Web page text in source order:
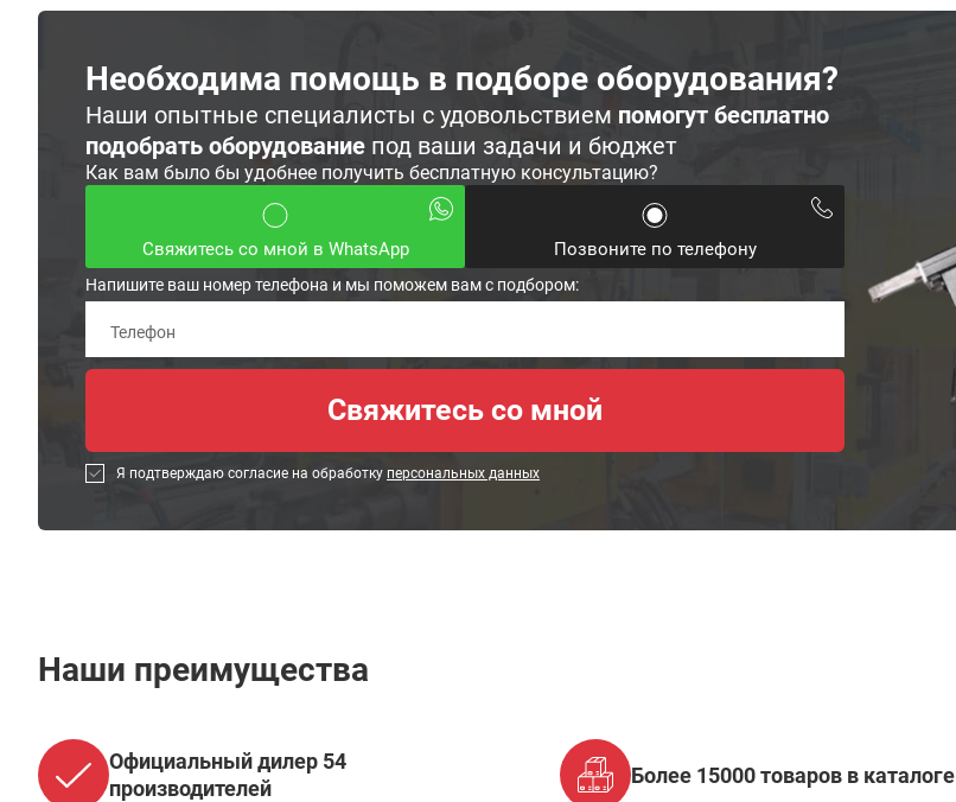
Необходима помощь в подборе оборудования?
Наши опытные специалисты с удовольствием помогут бесплатно
подобрать оборудование под ваши задачи и бюджет
Как вам было бы удобнее получить бесплатную консультацию?
Свяжитесь со мной в WhatsApp Позвоните по телефону
Напишите ваш номер телефона и мы поможем вам с подбором:
Я подтверждаю согласие на обработку персональных данных
Наши преимущества
Официальный дилер 54
производителей
Более 15000 товаров в каталоге